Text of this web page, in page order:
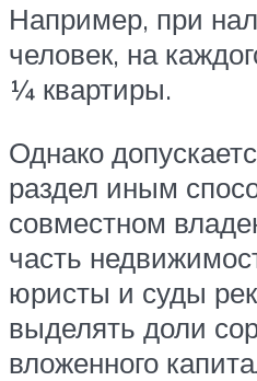
Например, при
человек, на
¼ квартиры.
Однако
раздел иным
совместном
часть
юристы и суды
выделять доли
вложенного